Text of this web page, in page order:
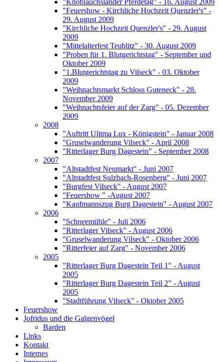
"Knoblauchsländer Pferdetag" - 16. August 2009
"Feuershow - Kirchliche Hochzeit Quenzler's" -
29. August 2009
"Kirchliche Hochzeit Quenzler's" - 29. August
2009
"Mittelalterfest Teublitz" - 30. August 2009
"Proben für 1. Blutgerichtstag" - September und
Oktober 2009
"1.Blutgerichtstag zu Vilseck" - 03. Oktober
2009
"Weihnachtsmarkt Schloss Guteneck" - 28.
November 2009
"Weihnachtsfeier auf der Zarg" - 05. Dezember
2009
2008
"Auftritt Ulitma Lux - Königstein" - Januar 2008
"Gruselwanderung Vilseck" - April 2008
"Ritterlager Burg Dagestein" - September 2008
2007
"Altstadtfest Neumarkt" - Juni 2007
"Altstadtfest Sulzbach-Rosenberg" - Juni 2007
"Burgfest Vilseck" - August 2007
"Feuershow " -August 2007
"Kaufmannszug Burg Dagestein" - August 2007
2006
"Schneemühle" - Juli 2006
"Ritterlager Vilseck" - August 2006
"Gruselwanderung Vilseck" - Oktober 2006
"Ritterfeier auf Zarg" - November 2006
2005
"Ritterlager Burg Dagestein Teil 1" - August
2005
"Ritterlager Burg Dagestein Teil 2" - August
2005
"Stadtführung Vilseck" - Oktober 2005
Feuershow
Jofridus und die Galgenvögel
Barden
Links
Kontakt
Internes